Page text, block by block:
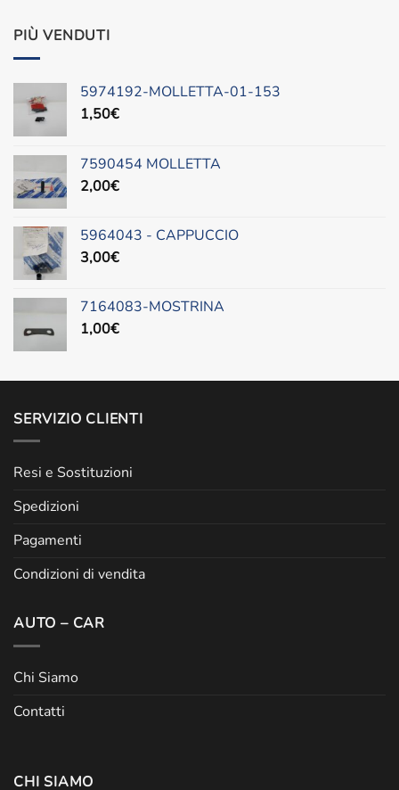
PIÙ VENDUTI
5974192-MOLLETTA-01-153
1,50€
7590454 MOLLETTA
2,00€
5964043 - CAPPUCCIO
3,00€
7164083-MOSTRINA
1,00€
SERVIZIO CLIENTI
Resi e Sostituzioni
Spedizioni
Pagamenti
Condizioni di vendita
AUTO – CAR
Chi Siamo
Contatti
CHI SIAMO